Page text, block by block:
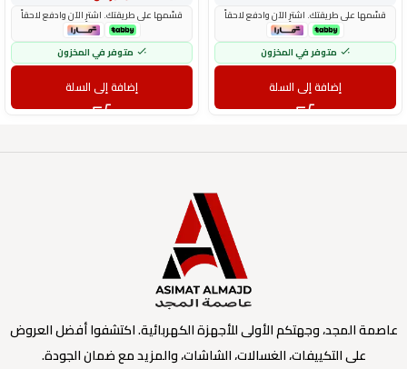
قسّمها على طريقتك. اشترِ الآن وادفع لاحقاً
متوفر في المخزون
إضافة إلى السلة
قسّمها على طريقتك. اشترِ الآن وادفع لاحقاً
متوفر في المخزون
إضافة إلى السلة
عاصمة المجد، وجهتكم الأولى للأجهزة الكهربائية. اكتشفوا أفضل العروض
على التكييفات، الغسالات، الشاشات، والمزيد مع ضمان الجودة.